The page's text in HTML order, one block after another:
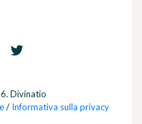
Divinatio
/ Informativa sulla privacy